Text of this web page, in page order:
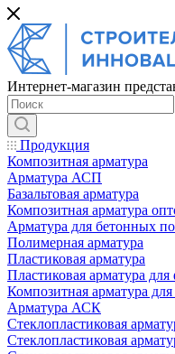
Интернет-магазин
Продукция
Композитная арматура
Арматура АСП
Базальтовая арматура
Композитная арматура
Арматура для бетонных
Полимерная арматура
Пластиковая арматура
Пластиковая арматура
Композитная арматура
Арматура АСК
Cтеклопластиковая
Стеклопластиковая